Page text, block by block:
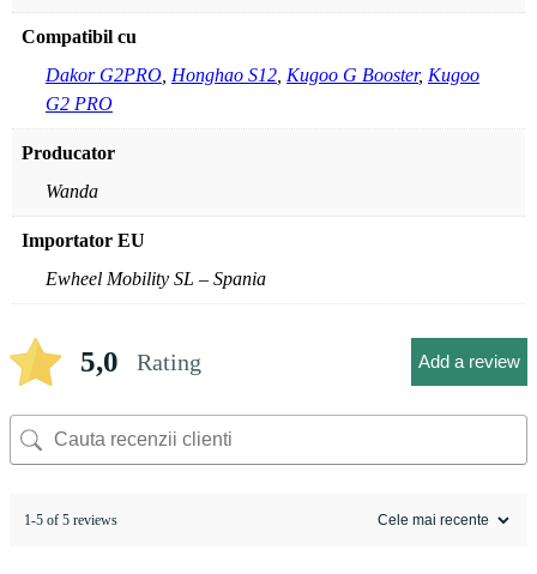
Compatibil cu
Dakor G2PRO, Honghao S12, Kugoo G Booster, Kugoo
G2 PRO
Producator
Wanda
Importator EU
Ewheel Mobility SL – Spania
5,0 Rating Add a review
1-5 of 5 reviews